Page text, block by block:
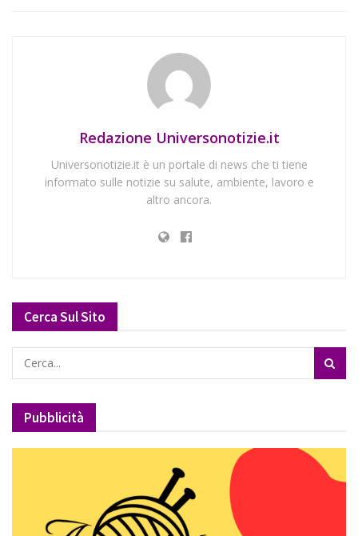
Redazione Universonotizie.it
Universonotizie.it è un portale di news che ti tiene
informato sulle notizie su salute, ambiente, lavoro e
altro ancora.
Cerca Sul Sito
Pubblicità